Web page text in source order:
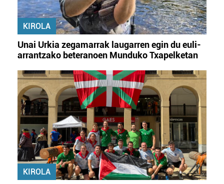
KIROLA
Unai Urkia zegamarrak laugarren egin du euli-
arrantzako beteranoen Munduko Txapelketan
KIROLA